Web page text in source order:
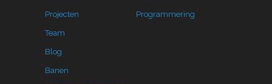
Projecten
Team
Blog
Banen
Programmering